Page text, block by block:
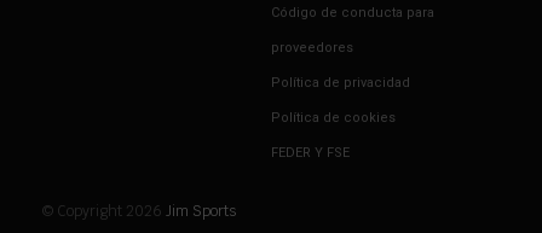
Código de conducta para
proveedores
Política de privacidad
Política de cookies
FEDER Y FSE
© Copyright 2026 Jim Sports